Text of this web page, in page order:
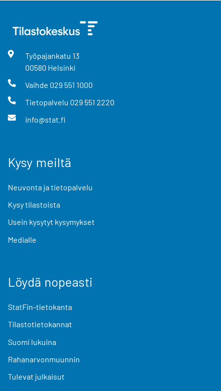
Työpajankatu 13
00580 Helsinki
Vaihde 029 551 1000
Tietopalvelu 029 551 2220
info@stat.fi
Kysy meiltä
Neuvonta ja tietopalvelu
Kysy tilastoista
Usein kysytyt kysymykset
Medialle
Löydä nopeasti
StatFin-tietokanta
Tilastotietokannat
Suomi lukuina
Rahanarvonmuunnin
Tulevat julkaisut